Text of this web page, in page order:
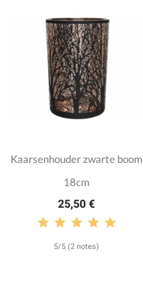
Kaarsenhouder zwarte boom
18cm
25,50 €
5/5 (2 notes)